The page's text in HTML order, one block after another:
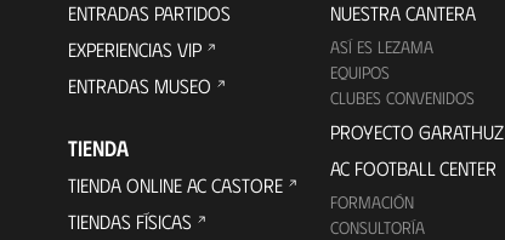
ENTRADAS PARTIDOS
EXPERIENCIAS VIP
ENTRADAS MUSEO
TIENDA
TIENDA ONLINE AC CASTORE
TIENDAS FÍSICAS
NUESTRA CANTERA
ASÍ ES LEZAMA
EQUIPOS
CLUBES CONVENIDOS
PROYECTO GARATHUZ
AC FOOTBALL CENTER
FORMACIÓN
CONSULTORÍA